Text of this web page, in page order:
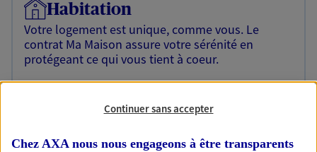
Habitation
Votre logement est unique, comme vous. Le
contrat Ma Maison assure votre sérénité en
protégeant ce qui vous tient à coeur.
Découvrir l'offre Habitation
OBTENIR UN TARIF EN LIGNE
Continuer sans accepter
Chez AXA nous nous engageons à être transparents